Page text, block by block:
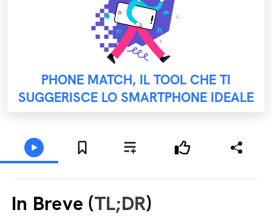
PHONE MATCH, IL TOOL CHE TI
SUGGERISCE LO SMARTPHONE IDEALE
In Breve (TL;DR)